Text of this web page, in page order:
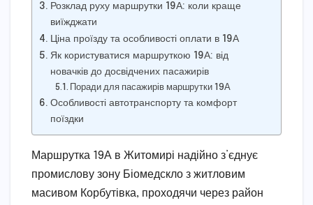
Розклад руху маршрутки 19А: коли краще
виїжджати
Ціна проїзду та особливості оплати в 19А
Як користуватися маршруткою 19А: від
новачків до досвідчених пасажирів
Поради для пасажирів маршрутки 19А
Особливості автотранспорту та комфорт
поїздки
Маршрутка 19А в Житомирі надійно з’єднує
промислову зону Біомедскло з житловим
масивом Корбутівка, проходячи через район